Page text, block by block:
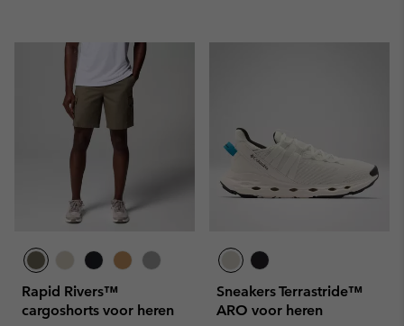
Rapid Rivers™
cargoshorts voor heren
Sneakers Terrastride™
ARO voor heren